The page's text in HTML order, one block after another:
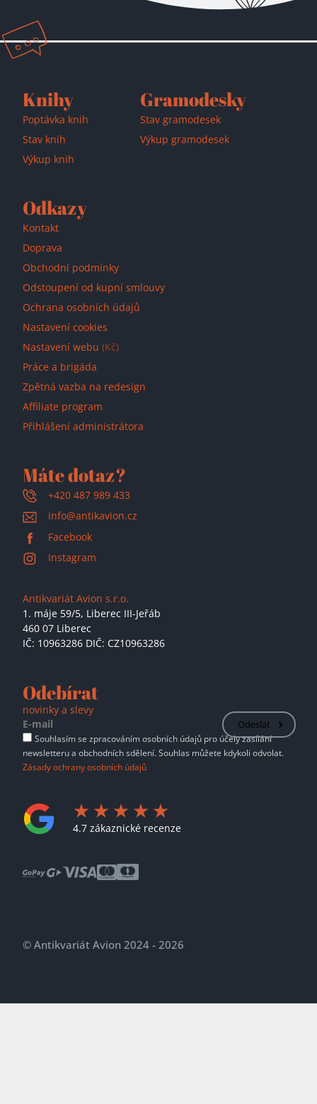
Přidáno do košíku!
Knihy
Poptávka knih
Stav knih
Výkup knih
Gramodesky
Stav gramodesek
Výkup gramodesek
Odkazy
Kontakt
Doprava
Obchodní podmínky
Odstoupení od kupní smlouvy
Ochrana osobních údajů
Nastavení cookies
Nastavení webu (Kč)
Práce a brigáda
Zpětná vazba na redesign
Affiliate program
Přihlášení administrátora
Máte dotaz?
+420 487 989 433
info@antikavion.cz
Facebook
Instagram
Antikvariát Avion s.r.o.
1. máje 59/5, Liberec III-Jeřáb
460 07 Liberec
IČ: 10963286 DIČ: CZ10963286
Odebírat
novinky a slevy
Odeslat
Souhlasím se zpracováním osobních údajů pro účely zasílání
newsletteru a obchodních sdělení. Souhlas můžete kdykoli odvolat.
Zásady ochrany osobních údajů
4.7 zákaznické recenze
© Antikvariát Avion 2024 - 2026